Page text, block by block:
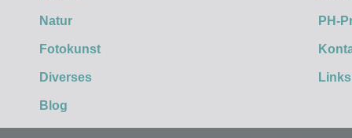
Natur
Fotokunst
Diverses
Blog
PH-
Links